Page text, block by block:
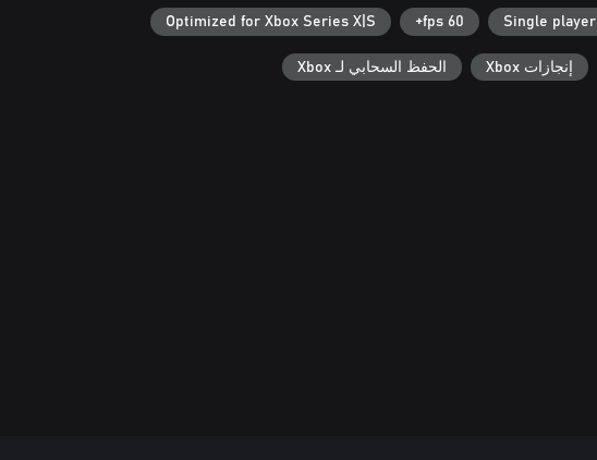
Single player
60 fps+
Optimized for Xbox Series X|S
إنجازات Xbox الحفظ السحابي لـ Xbox